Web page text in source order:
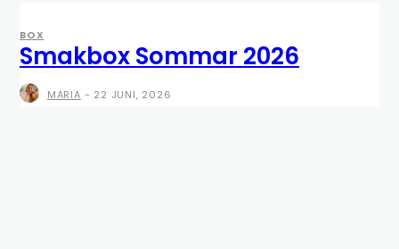
BOX
Smakbox Sommar 2026
MARIA - 22 JUNI, 2026